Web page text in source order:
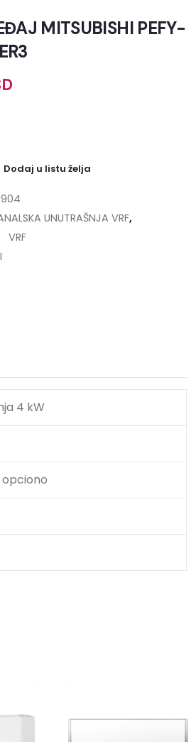
MITSUBISHI PEFY-
Dodaj u listu želja
UNUTRAŠNJA VRF,
VRF
4 kW
opciono